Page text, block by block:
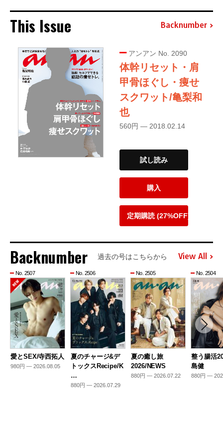
This Issue Backnumber
アンアン No. 2090
体幹リセット・肩
甲骨ほぐし・痩せ
スクワット/亀梨和
也
560円 — 2018.02.14
試し読み
購入
定期購読 (27%OFF)
Backnumber 過去の号はこちらから View All
No. 2507
愛とSEX/寺西拓人
980円 — 2026.08.05
No. 2506
夏のチャージ&デ
トックスRecipe/K
…
880円 — 2026.07.29
No. 2505
夏の癒し旅
2026/NEWS
880円 — 2026.07.22
No. 2504
整う腸活
島健
880円 —